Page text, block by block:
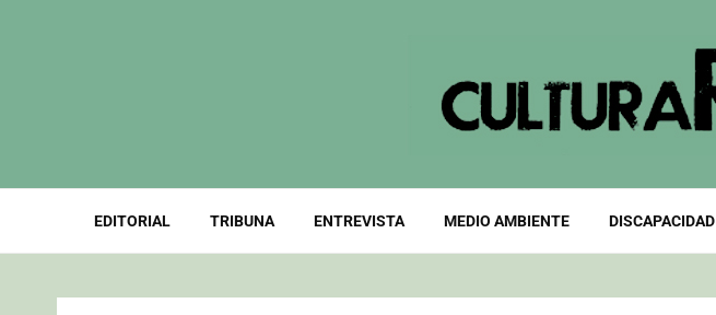
EDITORIAL TRIBUNA ENTREVISTA MEDIO AMBIENTE DISCAPACIDAD